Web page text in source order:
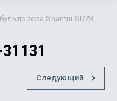
Shantui SD23
Следующий